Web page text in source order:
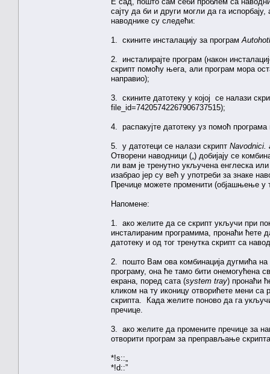
сајту да би и други могли да га
наводнике су следећи:
1. скините инсталацију за програм
2. инсталирајте програм (након
скрипт помоћу њега, али програм мора
направио);
3. скините датотеку у којој се налази
file_id=74205742267906737515);
4. распакујте датотеку уз помоћ
5. у датотеци се налази скрипт Navodnici.
Отворени наводници („) добијају се
ли вам је тренутно укључена енглеска
изабрао јер су већ у употреби за знаке
Пречице можете променити (објашњење у
Напомене:
1. ако желите да се скрипт укључи при
инсталираним програмима, пронаћи ћете
датотеку и од тог тренутка скрипт са
2. пошто Вам ова комбинација дугмића
програму, она ће тамо бити онемогућена
екрана, поред сата (system tray) пронаћи
кликом на ту иконицу отворићете мени са
скрипта. Када желите поново да га
пречице.
3. ако желите да промените пречице за
отворити програм за преправљање
*!s::„
*!d::”